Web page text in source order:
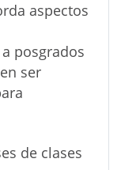
aspectos
posgrados
ser
de clases